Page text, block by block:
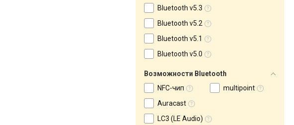
Bluetooth v5.3
Bluetooth v5.2
Bluetooth v5.1
Bluetooth v5.0
Возможности Bluetooth
NFC-чип
multipoint
Auracast
LC3 (LE Audio)